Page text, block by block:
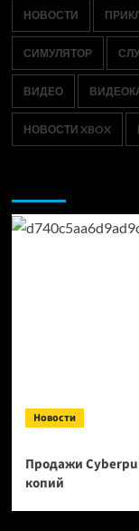
НОВОСТИ
СИМУЛЯТОР
ВИДЕО
НОВОСТИ XBOX
Новости
Продажи
копий